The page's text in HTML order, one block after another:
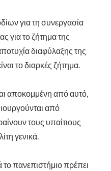
για τη συνεργασία
για το ζήτημα της
διαφύλαξης της
το διαρκές ζήτημα.
αποκομμένη από αυτό,
από
τους υπαίτιους
γενικά.
πανεπιστήμιο πρέπει